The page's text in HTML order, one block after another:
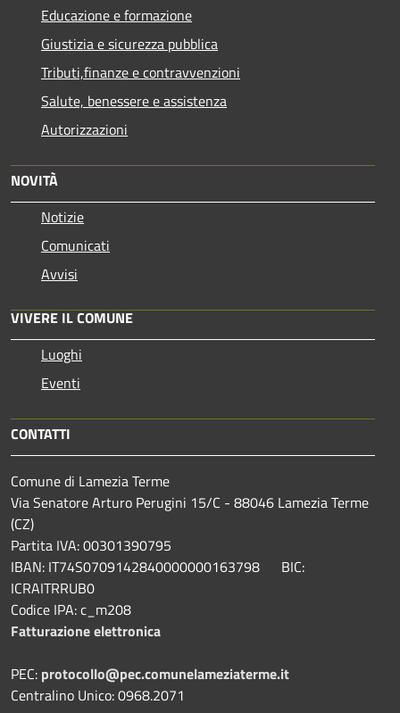
Educazione e formazione
Giustizia e sicurezza pubblica
Tributi,finanze e contravvenzioni
Salute, benessere e assistenza
Autorizzazioni
NOVITÀ
Notizie
Comunicati
Avvisi
VIVERE IL COMUNE
Luoghi
Eventi
CONTATTI
Comune di Lamezia Terme
Via Senatore Arturo Perugini 15/C - 88046 Lamezia Terme
(CZ)
Partita IVA: 00301390795
IBAN: IT74S0709142840000000163798 BIC:
ICRAITRRUB0
Codice IPA: c_m208
Fatturazione elettronica
PEC: protocollo@pec.comunelameziaterme.it
Centralino Unico: 0968.2071